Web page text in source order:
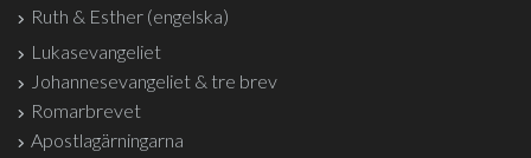
Ruth & Esther (engelska)
Lukasevangeliet
Johannesevangeliet & tre brev
Romarbrevet
Apostlagärningarna